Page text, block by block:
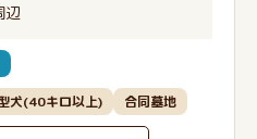
辺
犬(40キロ以上) 合同墓地